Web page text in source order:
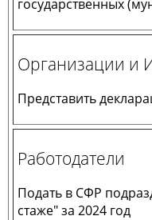
государственных
Организации и
Представить
Работодатели
Подать в СФР
стаже" за 2024 год